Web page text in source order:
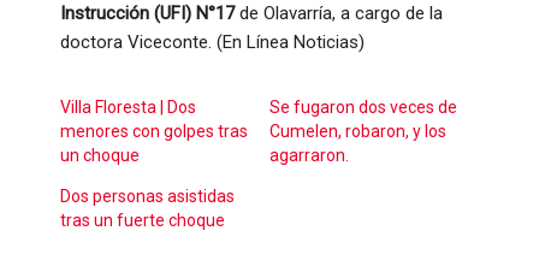
Instrucción (UFI) N°17de Olavarría, a cargo de la
doctora Viceconte. (En Línea Noticias)
Villa Floresta | Dos
menores con golpes tras
un choque
Se fugaron dos veces de
Cumelen, robaron, y los
agarraron.
Dos personas asistidas
tras un fuerte choque